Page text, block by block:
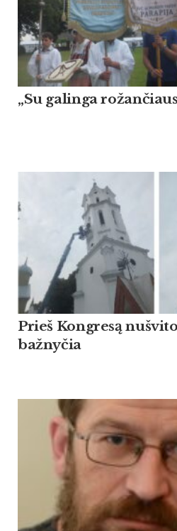
„Su galinga
Prieš Kongresą
bažnyčia